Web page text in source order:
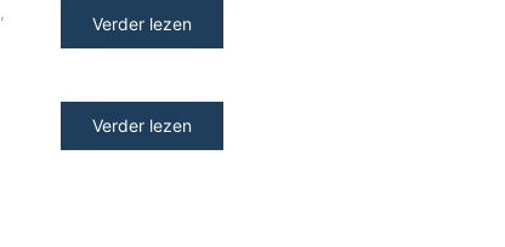
,
Verder lezen
Verder lezen